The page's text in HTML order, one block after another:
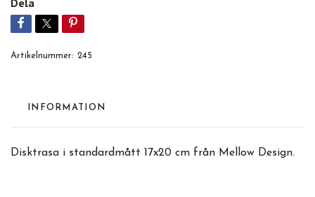
Dela
Artikelnummer: 245
INFORMATION
Disktrasa i standardmått 17x20 cm från Mellow Design.